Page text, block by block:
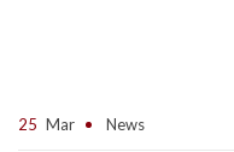
25 Mar News